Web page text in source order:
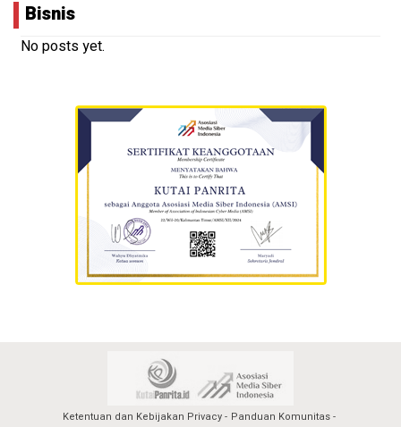
Bisnis
No posts yet.
Ketentuan dan Kebijakan Privacy Panduan Komunitas